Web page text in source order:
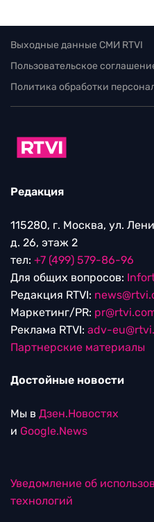
Выходные данные СМИ RTVI
Пользовательское
Политика обработки
Редакция
115280, г. Москва, ул.
д. 26, этаж 2
тел: +7 (499) 579-86-96
Для общих вопросов:
Редакция RTVI:
Маркетинг/PR:
Реклама RTVI: adv-
Партнерские материалы
Достойные новости
Мы в Дзен.Новостях
и Google.News
Уведомление об
технологий